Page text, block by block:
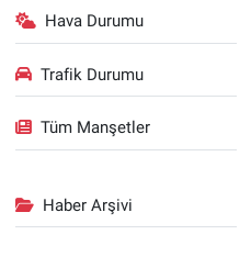
Hava Durumu
Trafik Durumu
Tüm Manşetler
Haber Arşivi